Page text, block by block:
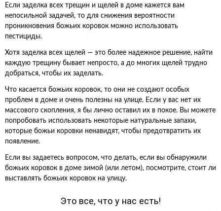
Если заделка всех трещин и щелей в доме кажется вам
непосильной задачей, то для снижения вероятности
проникновения божьих коровок можно использовать
пестициды.
Хотя заделка всех щелей — это более надежное решение, найти
каждую трещину бывает непросто, а до многих щелей трудно
добраться, чтобы их заделать.
Что касается божьих коровок, то они не создают особых
проблем в доме и очень полезны на улице. Если у вас нет их
массового скопления, я бы лично оставил их в покое. Вы можете
попробовать использовать некоторые натуральные запахи,
которые божьи коровки ненавидят, чтобы предотвратить их
появление.
Если вы задаетесь вопросом, что делать, если вы обнаружили
божьих коровок в доме зимой (или летом), посмотрите, стоит ли
выставлять божьих коровок на улицу.
Это все, что у нас есть!